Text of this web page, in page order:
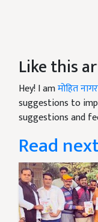
Like this
Hey! I amमोहित नागर
suggestions to
suggestions and
Read